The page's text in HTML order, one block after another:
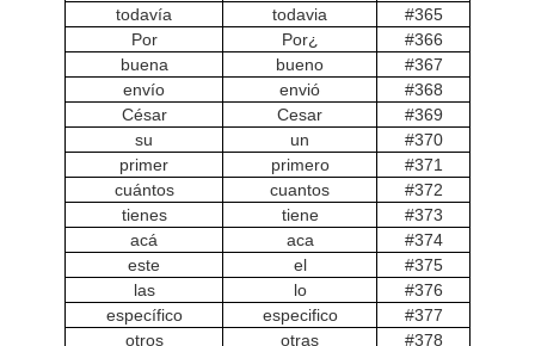
#365
todavia
todavía
#366
¿Por
Por
#367
bueno
buena
#368
envió
envío
#369
Cesar
César
#370
un
su
#371
primero
primer
#372
cuantos
cuántos
#373
tiene
tienes
#374
aca
acá
#375
el
este
#376
lo
las
#377
especifico
específico
#378
otras
otros